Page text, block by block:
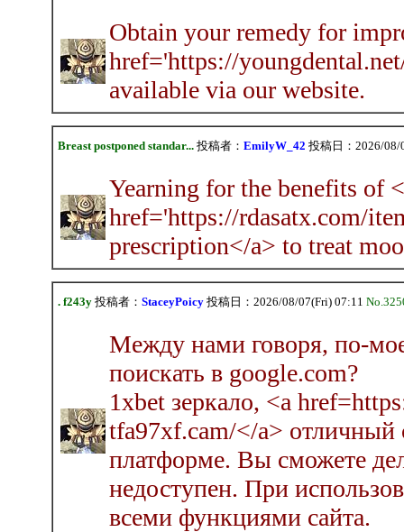
Obtain your remedy for
href='https://
available via our website.
Breast postponed standar...投稿者： EmilyW_42 投稿日：2026/
Yearning for the benefits of
href='https://rdasatx.com/
prescription</a> to treat
. f243y投稿者： StaceyPoicy投稿日：2026/08/07(Fri) 07:11
Между нами говоря, по-
поискать в google.com?
1xbet зеркало, <a
tfa97xf.cam/</a> отличный
платформе. Вы сможете
недоступен. При
всеми функциями сайта.